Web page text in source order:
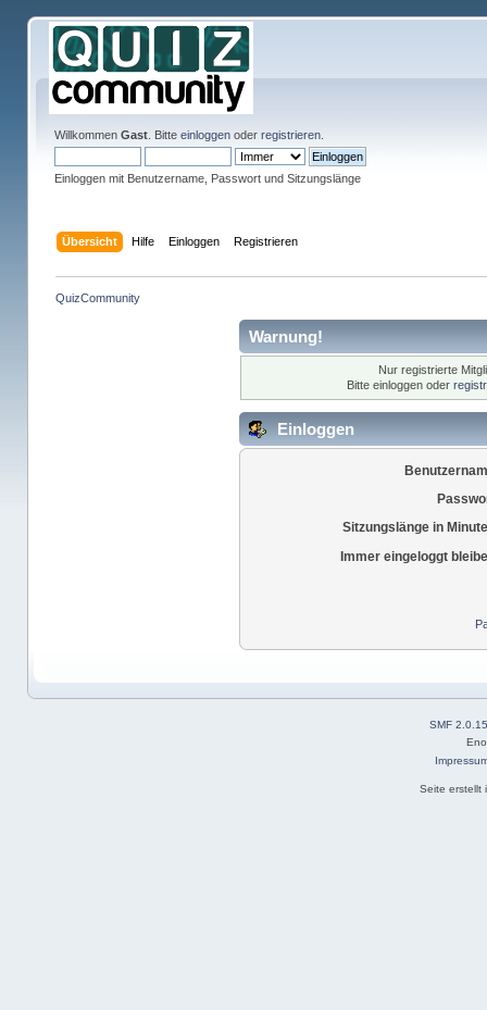
Willkommen Gast. Bitte einloggenoder registrieren.
Einloggen mit Benutzername, Passwort und Sitzungslänge
Übersicht Hilfe Einloggen Registrieren
QuizCommunity
Warnung!
Nur registrierte
Bitte einloggen oder
Einloggen
Sitzungslänge in
Immer eingeloggt
SMF 2.0.15
Seite erstellt